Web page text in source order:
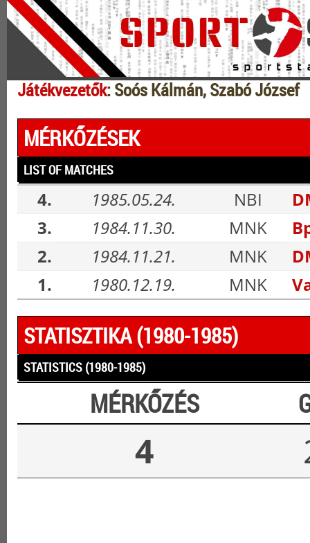
Játékvezetők: Soós Kálmán, Szabó József
MÉRKŐZÉSEK
LIST OF MATCHES
4. 1985.05.24. NBI
3.
1984.11.30. MNK
2.
1984.11.21. MNK
1.
1980.12.19. MNK
STATISZTIKA (1980-1985)
STATISTICS (1980-1985)
MÉRKŐZÉS
4